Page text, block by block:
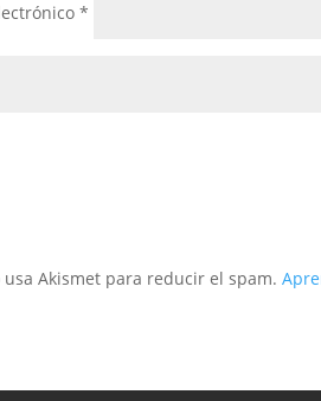
*
usa Akismet para reducir el spam.